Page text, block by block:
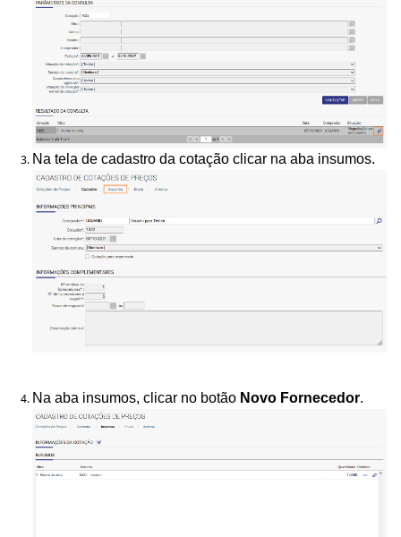
Na tela de cadastro da cotação clicar na aba insumos.
Na aba insumos, clicar no botão Novo Fornecedor.